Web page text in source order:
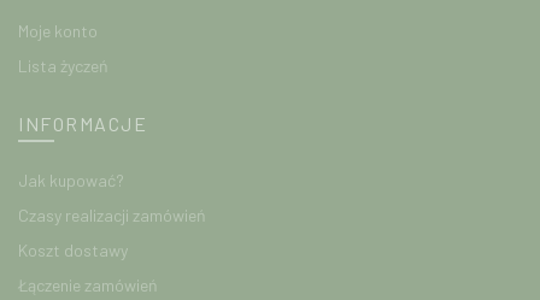
Moje konto
Lista życzeń
INFORMACJE
Jak kupować?
Czasy realizacji zamówień
Koszt dostawy
Łączenie zamówień